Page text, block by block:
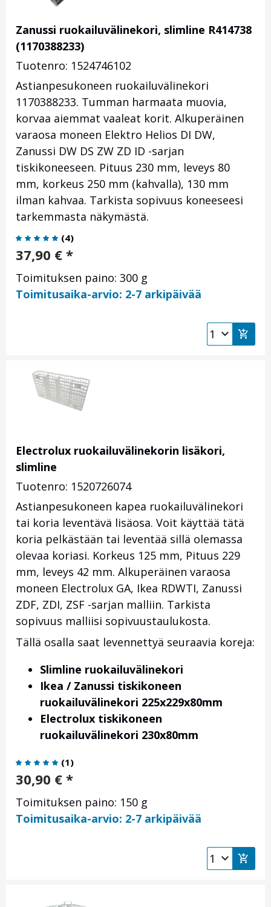
Zanussi ruokailuvälinekori, slimline R414738
(1170388233)
Tuotenro: 1524746102
Astianpesukoneen ruokailuvälinekori
1170388233. Tumman harmaata muovia,
korvaa aiemmat vaaleat korit. Alkuperäinen
varaosa moneen Elektro Helios DI DW,
Zanussi DW DS ZW ZD ID -sarjan
tiskikoneeseen. Pituus 230 mm, leveys 80
mm, korkeus 250 mm (kahvalla), 130 mm
ilman kahvaa. Tarkista sopivuus koneeseesi
tarkemmasta näkymästä.
(4)
37,90 € *
Toimituksen paino: 300 g
Toimitusaika-arvio: 2-7 arkipäivää
Electrolux ruokailuvälinekorin lisäkori,
slimline
Tuotenro: 1520726074
Astianpesukoneen kapea ruokailuvälinekori
tai koria leventävä lisäosa. Voit käyttää tätä
koria pelkästään tai leventää sillä olemassa
olevaa koriasi. Korkeus 125 mm, Pituus 229
mm, leveys 42 mm. Alkuperäinen varaosa
moneen Electrolux GA, Ikea RDWTI, Zanussi
ZDF, ZDI, ZSF -sarjan malliin. Tarkista
sopivuus malliisi sopivuustaulukosta.
Tällä osalla saat levennettyä seuraavia koreja:
Slimline ruokailuvälinekori
Ikea / Zanussi tiskikoneen
ruokailuvälinekori 225x229x80mm
Electrolux tiskikoneen
ruokailuvälinekori 230x80mm
(1)
30,90 € *
Toimituksen paino: 150 g
Toimitusaika-arvio: 2-7 arkipäivää